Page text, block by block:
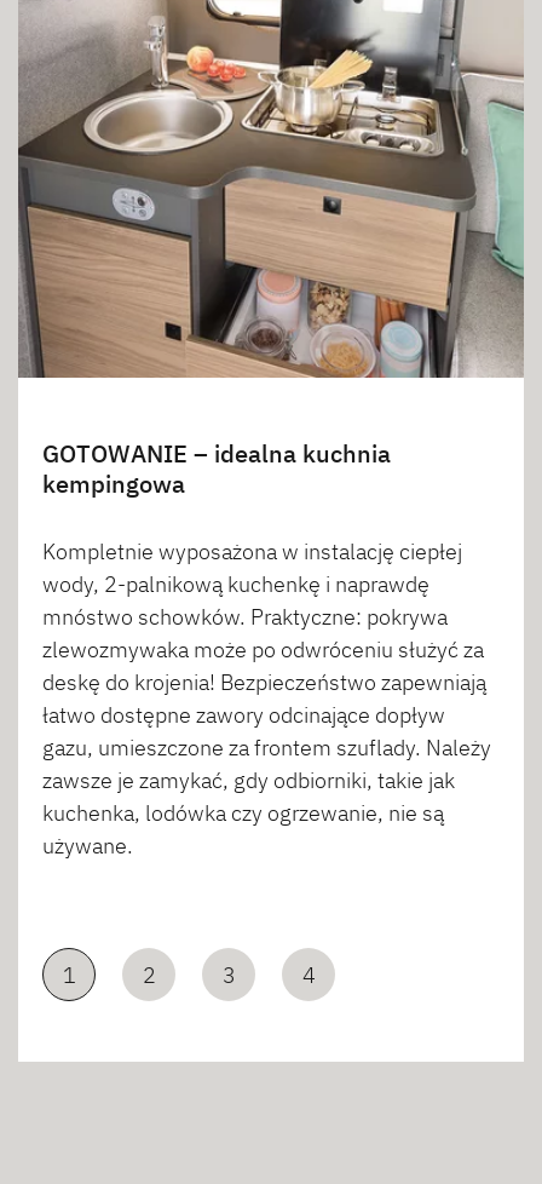
GOTOWANIE – idealna kuchnia
kempingowa
Kompletnie wyposażona w instalację ciepłej
wody, 2-palnikową kuchenkę i naprawdę
mnóstwo schowków. Praktyczne: pokrywa
zlewozmywaka może po odwróceniu służyć za
deskę do krojenia! Bezpieczeństwo zapewniają
łatwo dostępne zawory odcinające dopływ
gazu, umieszczone za frontem szuflady. Należy
zawsze je zamykać, gdy odbiorniki, takie jak
kuchenka, lodówka czy ogrzewanie, nie są
używane.
1 2 3 4